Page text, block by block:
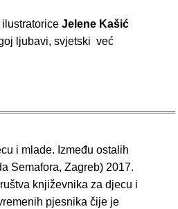
ilustratorice Jelene Kašić
ljubavi, svjetski već
i mlade. Između ostalih
Semafora, Zagreb) 2017.
književnika za djecu i
pjesnika čije je